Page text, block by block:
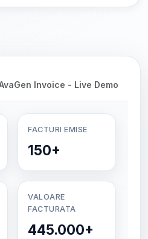
Invoice - Live Demo
FACTURI EMISE
150+
VALOARE
FACTURATA
445.000+